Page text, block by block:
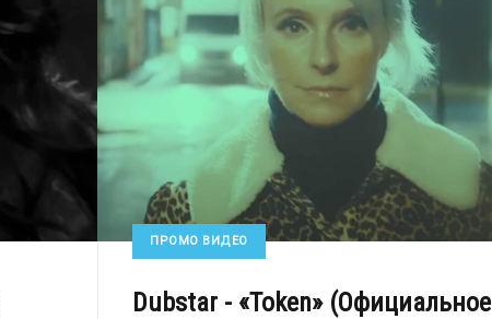
ПРОМО ВИДЕО
Dubstar - «Token» (Официальное